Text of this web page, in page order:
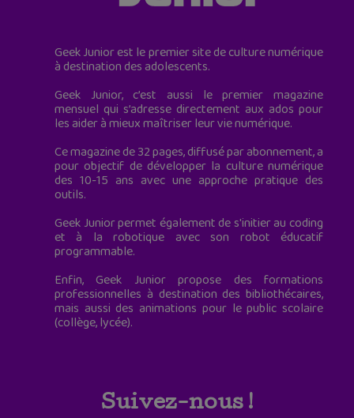
Geek Junior est le premier site de culture numérique
à destination des adolescents.
Geek Junior, c’est aussi le premier magazine
mensuel qui s’adresse directement aux ados pour
les aider à mieux maîtriser leur vie numérique.
Ce magazine de 32 pages, diffusé par abonnement, a
pour objectif de développer la culture numérique
des 10-15 ans avec une approche pratique des
outils.
Geek Junior permet également de s'initier au coding
et à la robotique avec son robot éducatif
programmable.
Enfin, Geek Junior propose des formations
professionnelles à destination des bibliothécaires,
mais aussi des animations pour le public scolaire
(collège, lycée).
Suivez-nous !